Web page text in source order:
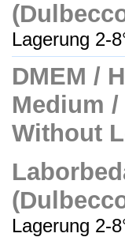
Lagerung 2-
DMEM /
Medium
Without
Lagerung 2-